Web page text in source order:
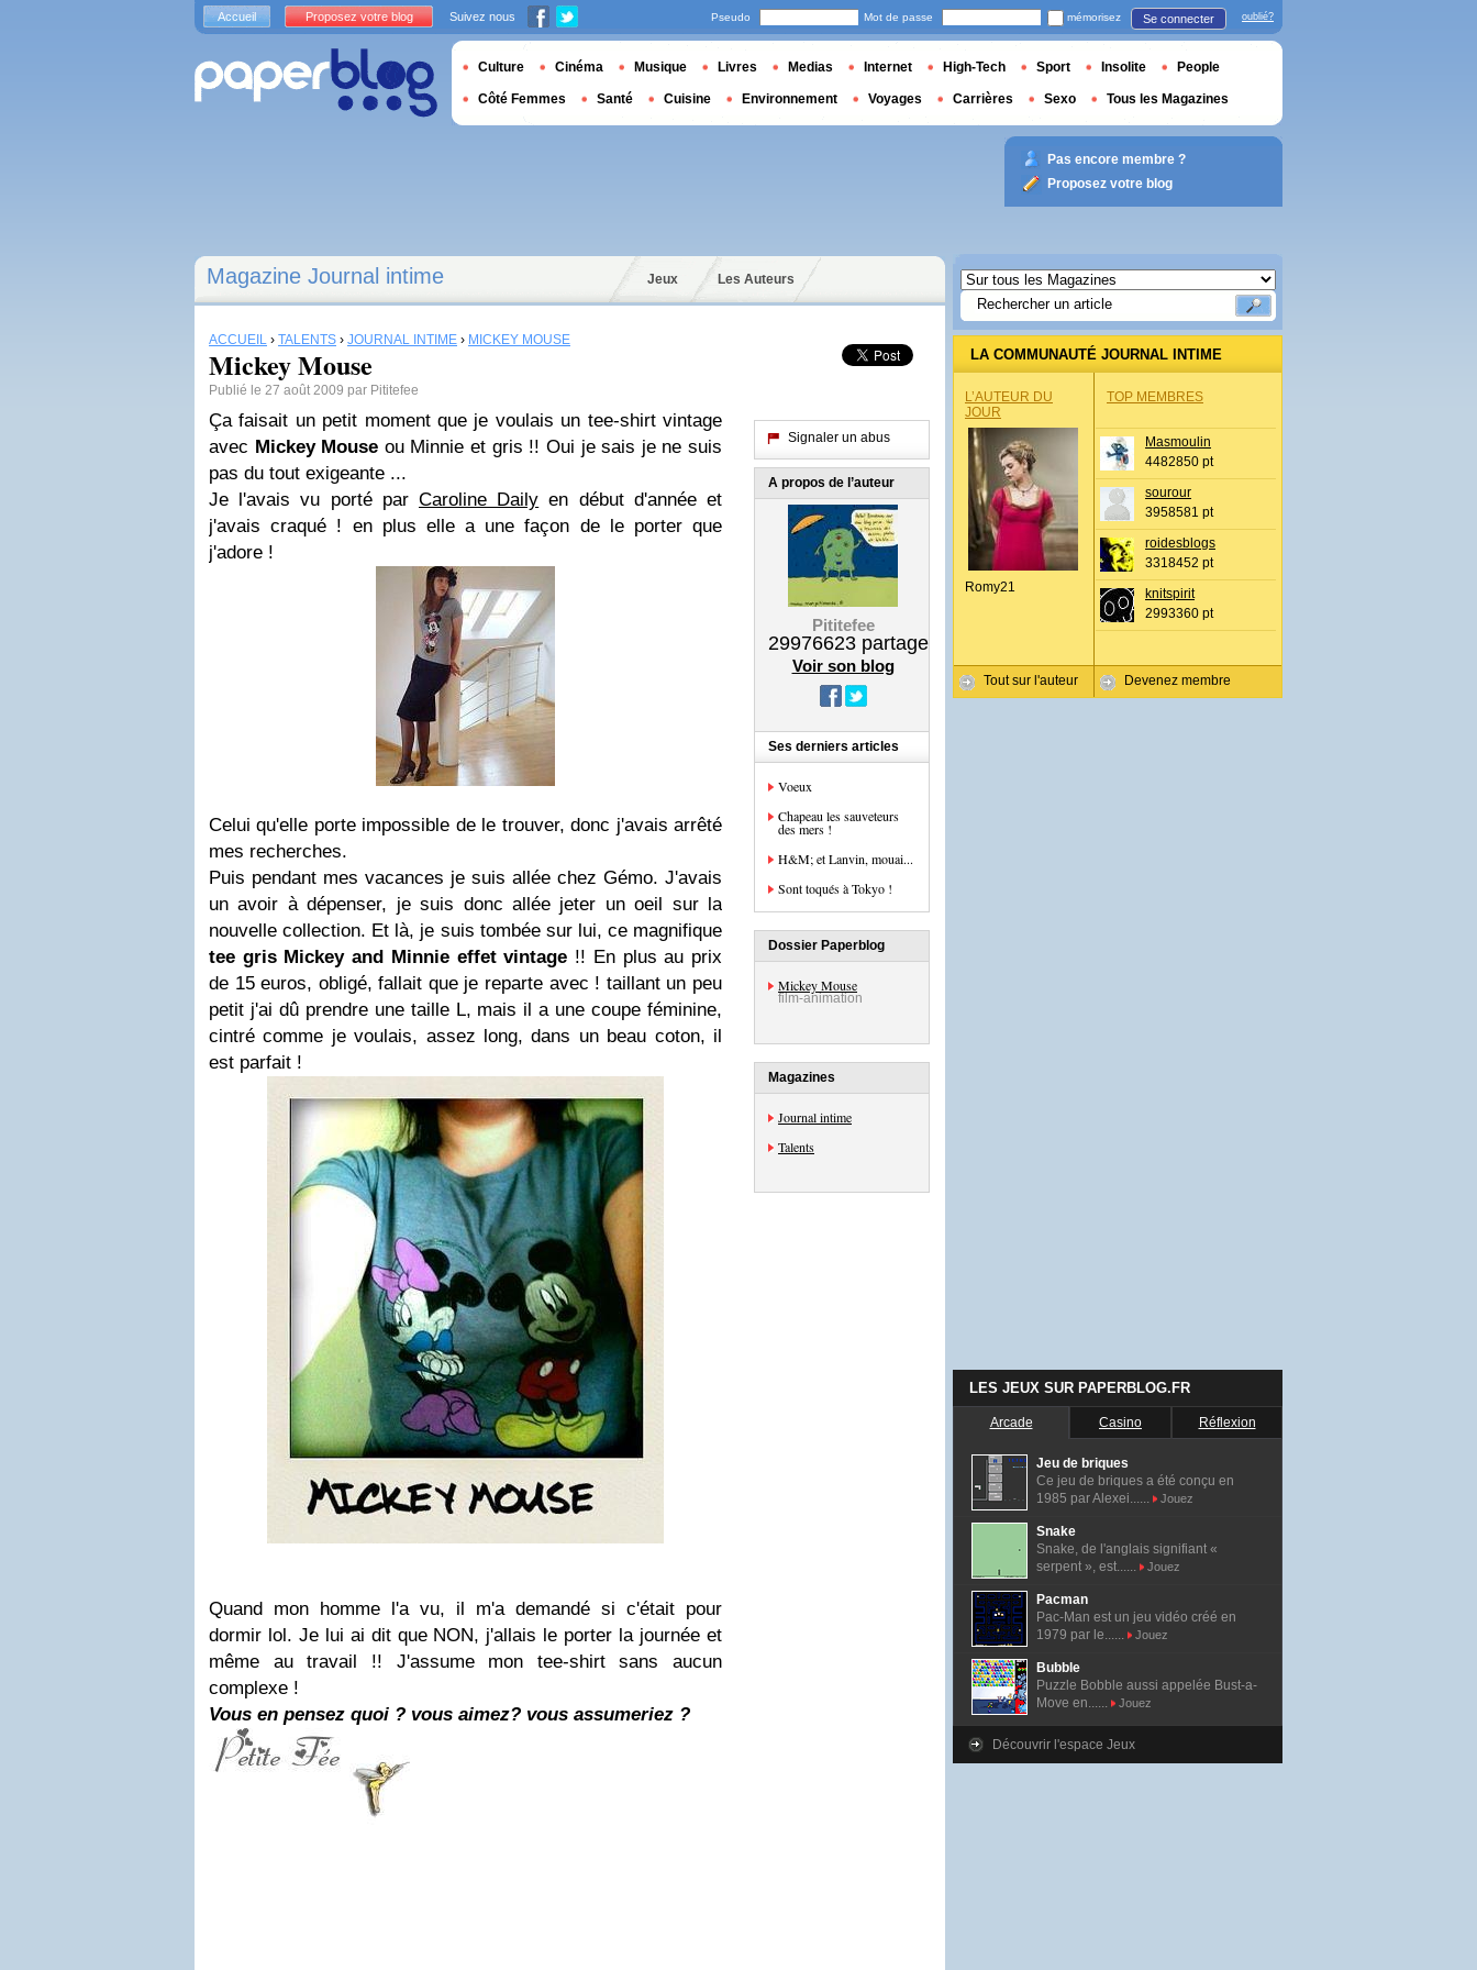
Magazine Journal intime Jeux Les Auteurs
ACCUEIL › TALENTS › JOURNAL INTIME › MICKEY MOUSE
Mickey Mouse
Publié le 27 août 2009 par Pititefee
Ça faisait un petit moment que je voulais un tee-shirt vintage
avec Mickey Mouse ou Minnie et gris !! Oui je sais je ne suis
pas du tout exigeante ...
Je l'avais vu porté par Caroline Daily en début d'année et
j'avais craqué ! en plus elle a une façon de le porter que
j'adore !
Celui qu'elle porte impossible de le trouver, donc j'avais arrêté
mes recherches.
Puis pendant mes vacances je suis allée chez Gémo. J'avais
un avoir à dépenser, je suis donc allée jeter un oeil sur la
nouvelle collection. Et là, je suis tombée sur lui, ce magnifique
tee gris Mickey and Minnie effet vintage !! En plus au prix
de 15 euros, obligé, fallait que je reparte avec ! taillant un peu
petit j'ai dû prendre une taille L, mais il a une coupe féminine,
cintré comme je voulais, assez long, dans un beau coton, il
est parfait !
Quand mon homme l'a vu, il m'a demandé si c'était pour
dormir lol. Je lui ai dit que NON, j'allais le porter la journée et
même au travail !! J'assume mon tee-shirt sans aucun
complexe !
Vous en pensez quoi ? vous aimez? vous assumeriez ?
Signaler un abus
A propos de l’auteur
Pititefee
29976623 partages
Voir son blog
Ses derniers articles
Voeux
Chapeau les sauveteurs
des mers !
H&M; et Lanvin, mouai...
Sont toqués à Tokyo !
Dossier Paperblog
Mickey Mouse
film-animation
Magazines
Journal intime
Talents
LA COMMUNAUTÉ JOURNAL INTIME
L’AUTEUR DU
JOUR
Romy21
Tout sur l'auteur
TOP MEMBRES
Masmoulin
4482850 pt
sourour
3958581 pt
roidesblogs
3318452 pt
knitspirit
2993360 pt
Devenez membre
LES JEUX SUR PAPERBLOG.FR
Arcade Casino Réflexion
Jeu de briques
Ce jeu de briques a été conçu en
1985 par Alexei......
Jouez
Snake
Snake, de l'anglais signifiant «
serpent », est......
Jouez
Pacman
Pac-Man est un jeu vidéo créé en
1979 par le......
Jouez
Bubble
Puzzle Bobble aussi appelée Bust-a-
Move en......
Jouez
Découvrir l'espace Jeux
Accueil Proposez votre blog Suivez nous Pseudo Mot de passe mémorisez Se connecter oublié?
Culture Cinéma Musique Livres Medias Internet High-Tech Sport Insolite People
Côté Femmes Santé Cuisine Environnement Voyages Carrières Sexo Tous les Magazines
Pas encore membre ?
Proposez votre blog